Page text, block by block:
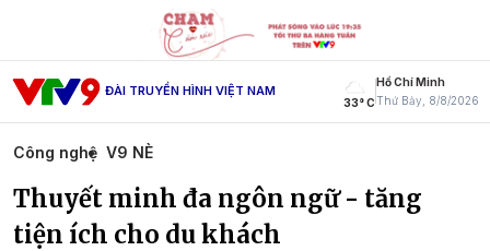
ĐÀI TRUYỀN HÌNH VIỆT NAM
33° C
Hồ Chí Minh
Thứ Bảy, 8/8/2026
Công nghệ V9 NÈ
Thuyết minh đa ngôn ngữ - tăng
tiện ích cho du khách